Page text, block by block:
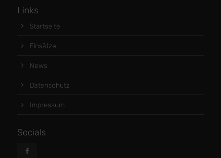
Links
Startseite
Einsätze
News
Datenschutz
Impressum
Socials